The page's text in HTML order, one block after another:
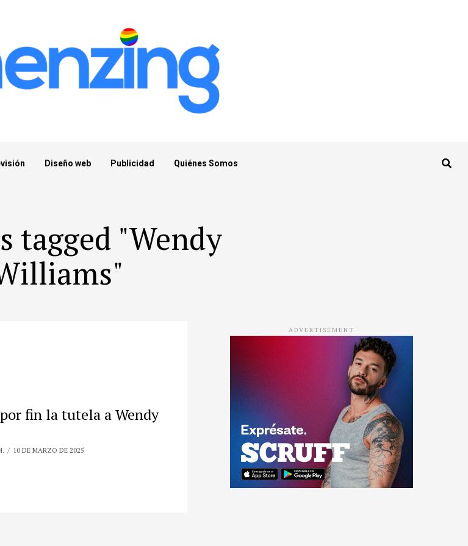
Diseño web Publicidad Quiénes Somos
tagged "Wendy
por fin la tutela a Wendy
10 DE MARZO DE 2025
ADVERTISEMENT